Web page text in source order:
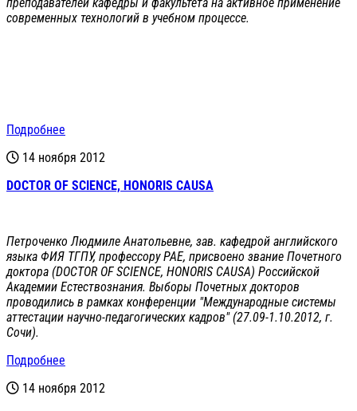
современных технологий в учебном процессе.
Подробнее
14 ноября 2012
DOCTOR OF SCIENCE, HONORIS CAUSA
Петроченко Людмиле Анатольевне, зав. кафедрой английского
языка ФИЯ ТГПУ, профессору РАЕ, присвоено звание Почетного
доктора (DOCTOR OF SCIENCE, HONORIS CAUSA) Российской
Академии Естествознания. Выборы Почетных докторов
проводились в рамках конференции "Международные системы
аттестации научно-педагогических кадров" (27.09-1.10.2012, г.
Сочи).
Подробнее
14 ноября 2012